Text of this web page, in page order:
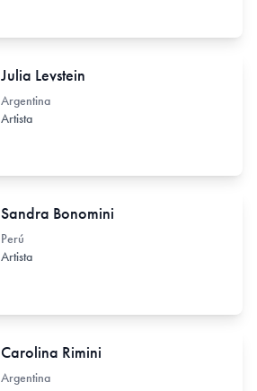
Julia Levstein
Argentina
Artista
Sandra Bonomini
Perú
Artista
Carolina Rimini
Argentina